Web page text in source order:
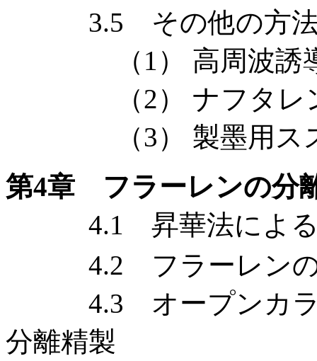
3.5 その他の方
（1） 高周波誘導
（2） ナフタレン
（3） 製墨用スス
第4章 フラーレンの分
4.1 昇華法による
4.2 フラーレンの
4.3 オープンカラム
分離精製